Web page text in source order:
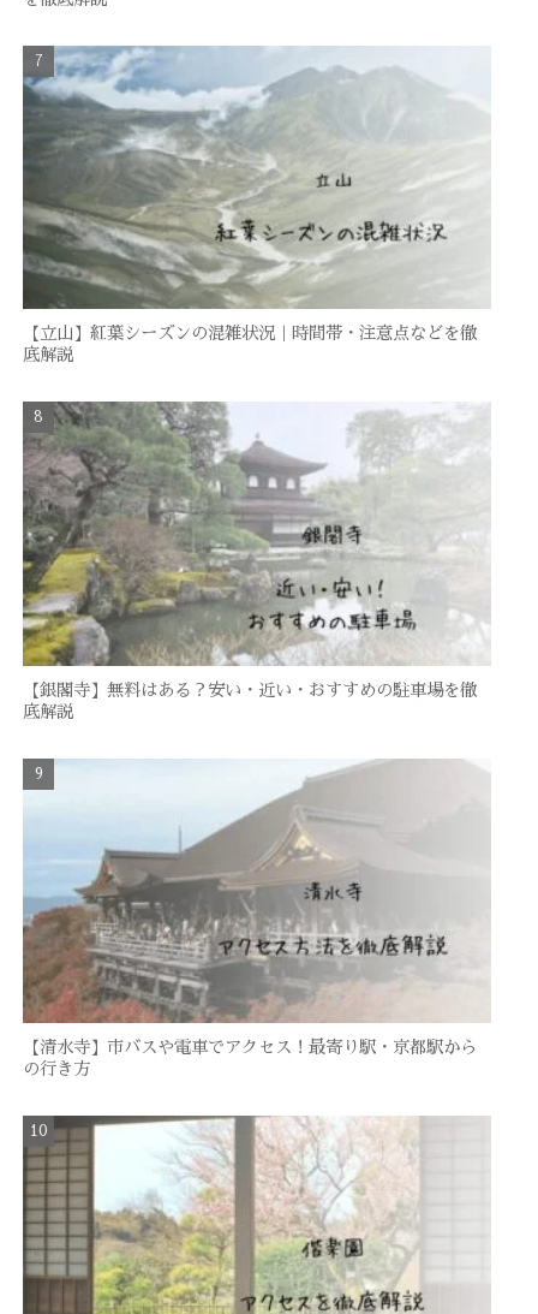
【立山】紅葉シーズンの混雑状況｜時間帯・注意点などを徹
底解説
【銀閣寺】無料はある？安い・近い・おすすめの駐車場を徹
底解説
【清水寺】市バスや電車でアクセス！最寄り駅・京都駅から
の行き方